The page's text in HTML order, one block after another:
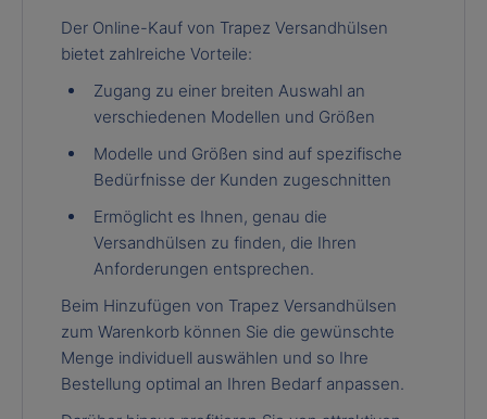
Der Online-Kauf von Trapez Versandhülsen
bietet zahlreiche Vorteile:
Zugang zu einer breiten Auswahl an
verschiedenen Modellen und Größen
Modelle und Größen sind auf spezifische
Bedürfnisse der Kunden zugeschnitten
Ermöglicht es Ihnen, genau die
Versandhülsen zu finden, die Ihren
Anforderungen entsprechen.
Beim Hinzufügen von Trapez Versandhülsen
zum Warenkorb können Sie die gewünschte
Menge individuell auswählen und so Ihre
Bestellung optimal an Ihren Bedarf anpassen.